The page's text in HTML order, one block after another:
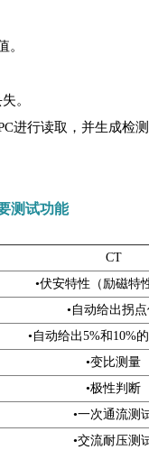
。
。
进行读取，并生成检
测试功能
CT
•伏安特性（励磁特
•自动给出拐
•自动给出5%和10%
•变比测量
•极性判断
•一次通流测
•交流耐压测